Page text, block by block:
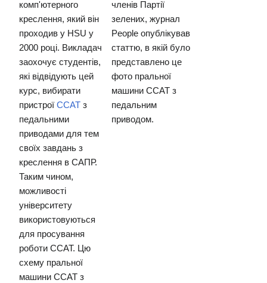
комп'ютерного
креслення, який він
проходив у HSU у
2000 році. Викладач
заохочує студентів,
які відвідують цей
курс, вибирати
пристрої CCAT з
педальними
приводами для тем
своїх завдань з
креслення в САПР.
Таким чином,
можливості
університету
використовуються
для просування
роботи CCAT. Цю
схему пральної
машини CCAT з
членів Партії
зелених, журнал
People опублікував
статтю, в якій було
представлено це
фото пральної
машини CCAT з
педальним
приводом.